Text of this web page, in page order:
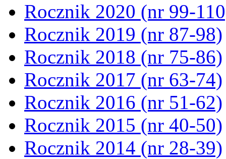
Rocznik 2020 (nr 99-
Rocznik 2019 (nr 87-98)
Rocznik 2018 (nr 75-86)
Rocznik 2017 (nr 63-74)
Rocznik 2016 (nr 51-62)
Rocznik 2015 (nr 40-50)
Rocznik 2014 (nr 28-39)